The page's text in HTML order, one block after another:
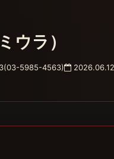
ウラ）
5985-4563) 2026.06.12